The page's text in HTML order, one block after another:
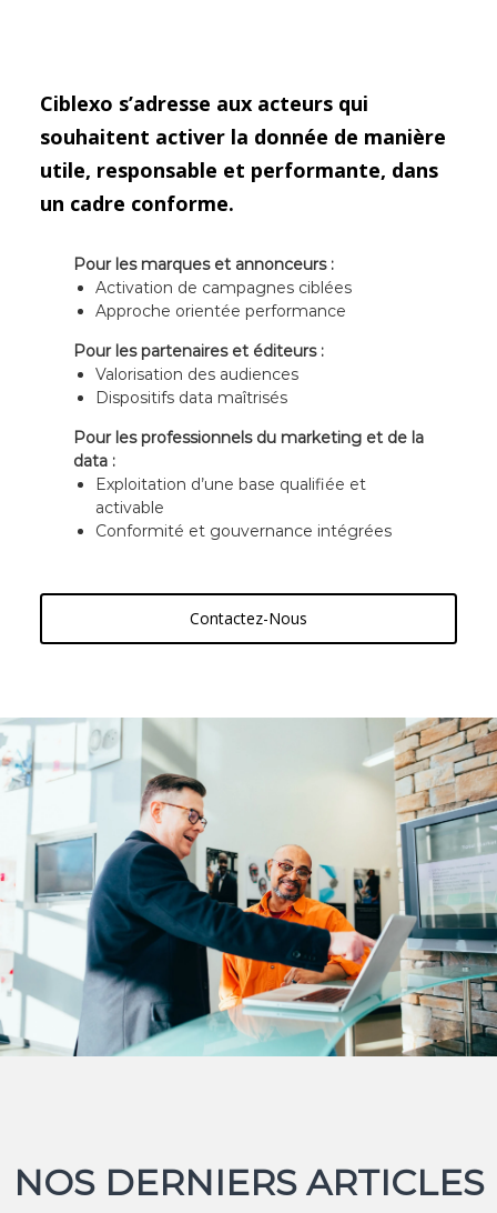
Ciblexo s’adresse aux acteurs qui
souhaitent activer la donnée de manière
utile, responsable et performante, dans
un cadre conforme.
Pour les marques et annonceurs :
Activation de campagnes ciblées
Approche orientée performance
Pour les partenaires et éditeurs :
Valorisation des audiences
Dispositifs data maîtrisés
Pour les professionnels du marketing et de la
data :
Exploitation d’une base qualifiée et
activable
Conformité et gouvernance intégrées
Contactez-Nous
NOS DERNIERS ARTICLES